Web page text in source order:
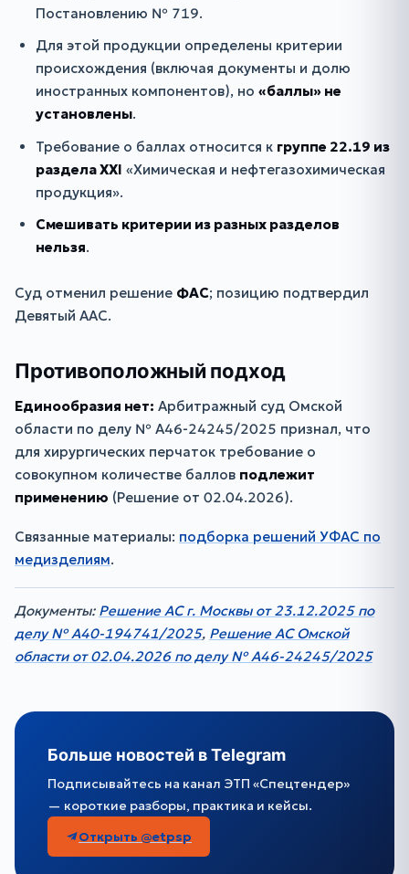
Постановлению № 719.
Для этой продукции определены критерии
происхождения (включая документы и долю
иностранных компонентов), но«баллы» не
установлены.
Требование о баллах относится к группе 22.19 из
раздела XXI «Химическая и нефтегазохимическая
продукция».
Смешивать критерии из разных разделов
нельзя.
Суд отменил решение ФАС; позицию подтвердил
Девятый ААС.
Противоположный подход
Единообразия нет: Арбитражный суд Омской
области по делу № А46-24245/2025 признал, что
для хирургических перчаток требование о
совокупном количестве баллов подлежит
применению (Решение от 02.04.2026).
Связанные материалы: подборка решений УФАС по
медизделиям.
Документы: Решение АС г. Москвы от 23.12.2025 по
делу № А40-194741/2025, Решение АС Омской
области от 02.04.2026 по делу № А46-24245/2025
Больше новостей в Telegram
Подписывайтесь на канал ЭТП «Спецтендер»
— короткие разборы, практика и кейсы.
Открыть @etpsp